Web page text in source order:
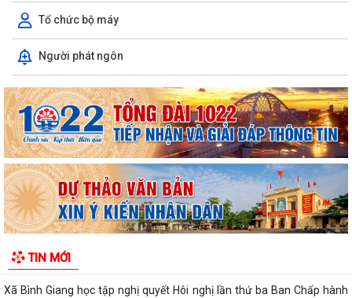
Tổ chức bộ máy
Người phát ngôn
TIN MỚI
Về việc công khai danh mục thủ tục hành chính được sửa đổi, bổ sung,
Kết quả giải quyết thủ tục hành chính tháng 7 năm 2026
XÃ BÌNH GIANG TỔ CHỨC TẬP HUẤN VỀ HỆ THỐNG QUẢN LÝ CHẤT
LƯỢNG THEO TIÊU CHUẨN QUỐC GIA TCVN...
UBND xã triển khai giải quyết chế độ chính sách đối với người hoạt
động không chuyên trách ở thôn
Nghị quyết Về việc quy định mức chi thăm chúc tết Nguyên đán, thăm
hỏi ốm đau, trợ cấp đối với một...
Bình Giang triển khai Kế hoạch lấy mẫu hài cốt liệt sĩ
Xã Bình Giang học tập nghị quyết Hôi nghị lần thứ ba Ban Chấp hành